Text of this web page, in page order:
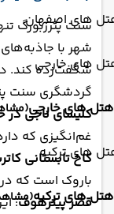
های اصفهان
های خارجی
هتل های خارجی
های ترکیه
هتل های ترکیه
سنت پترزبورگ
شهر با
شگفت‌زده کند.
گردشگری سنت
کلیسای ناجی در
غم‌انگیزی که
کاخ تابستانی
باروک است که در
قصر پیترهوف: